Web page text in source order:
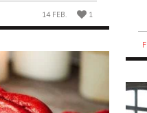
14 FEB. 1